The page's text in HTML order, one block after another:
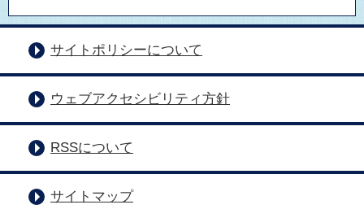
サイトポリシーについて
ウェブアクセシビリティ方針
RSSについて
サイトマップ